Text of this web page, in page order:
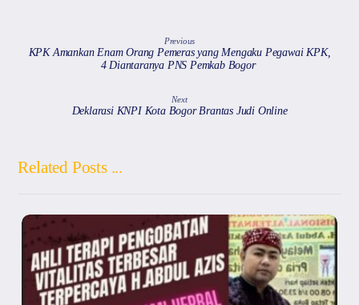
Previous
KPK Amankan Enam Orang Pemeras yang Mengaku Pegawai KPK,
4 Diantaranya PNS Pemkab Bogor
Next
Deklarasi KNPI Kota Bogor Brantas Judi Online
Related Posts ...